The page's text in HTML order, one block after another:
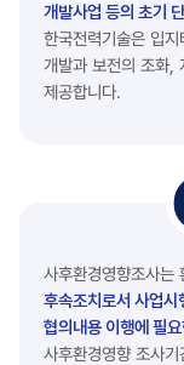
개발사업 등의 초기
한국전력기술은 입
개발과 보전의 조화,
제공합니다.
사후환경영향조사는
후속조치로서 사업시
협의내용 이행에 필
사후환경영향 조사